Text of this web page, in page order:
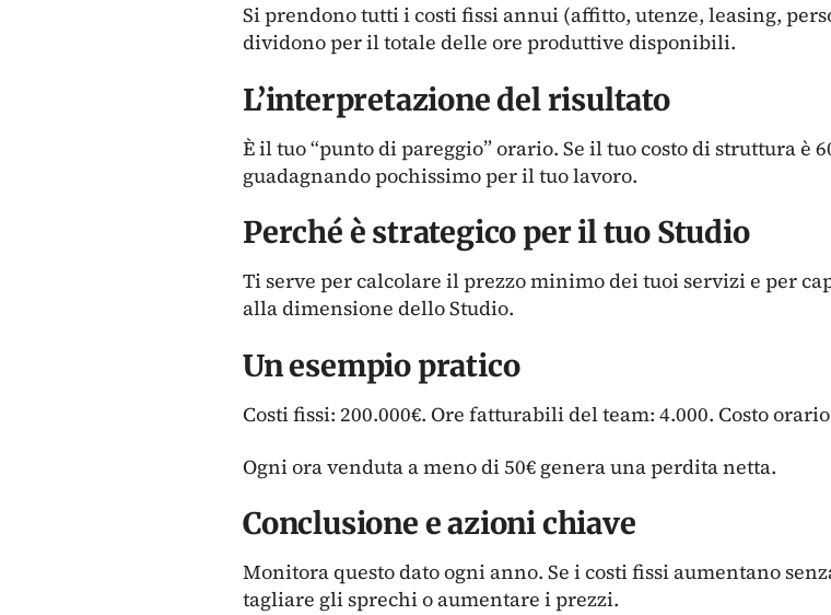
Si prendono tutti i costi fissi annui (affitto, utenze, leasing,
dividono per il totale delle ore produttive disponibili.
L’interpretazione del risultato
È il tuo “punto di pareggio” orario. Se il tuo costo di struttura è
guadagnando pochissimo per il tuo lavoro.
Perché è strategico per il tuo Studio
Ti serve per calcolare il prezzo minimo dei tuoi servizi e per
alla dimensione dello Studio.
Un esempio pratico
Costi fissi: 200.000€. Ore fatturabili del team: 4.000. Costo
Ogni ora venduta a meno di 50€ genera una perdita netta.
Conclusione e azioni chiave
Monitora questo dato ogni anno. Se i costi fissi aumentano
tagliare gli sprechi o aumentare i prezzi.